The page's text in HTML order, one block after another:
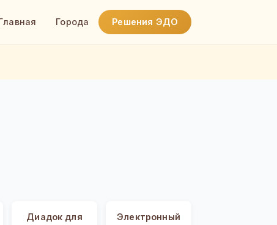
Города Решения ЭДО
Диадок для
Электронный